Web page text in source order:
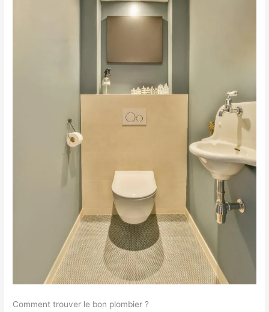
Comment trouver le bon plombier ?